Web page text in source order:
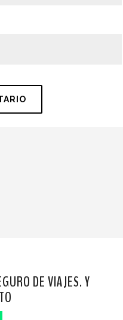
DE VIAJES. Y